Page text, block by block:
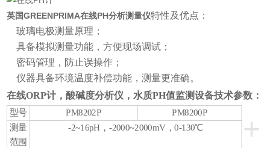
英国GREENPRIMA在线PH分析测量仪特性及优点：
玻璃电极测量原理；
具备模拟测量功能，方便现场调试；
密码管理，防止误操作；
仪器具备环境温度补偿功能，测量更准确。
在线ORP计，酸碱度分析仪，水质PH值监测设备技术参数：
+
型号 PM8202P PM8200P
测量
范围
-2~16pH，-2000~2000mV，0-130℃